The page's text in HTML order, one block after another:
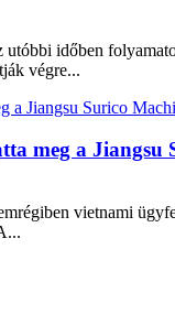
időben
végre...
meg a
vietnami